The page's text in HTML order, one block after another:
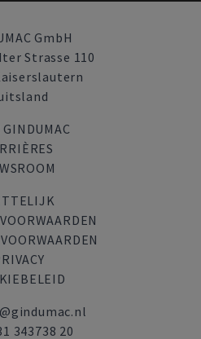
GmbH
Strasse 110
GINDUMAC
343738 20